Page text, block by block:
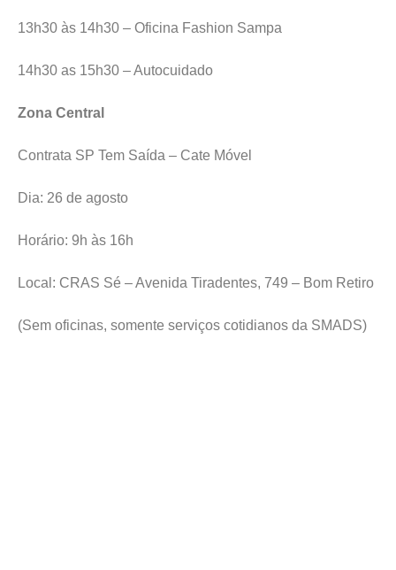
13h30 às 14h30 – Oficina Fashion Sampa
14h30 as 15h30 – Autocuidado
Zona Central
Contrata SP Tem Saída – Cate Móvel
Dia: 26 de agosto
Horário: 9h às 16h
Local: CRAS Sé – Avenida Tiradentes, 749 – Bom Retiro
(Sem oficinas, somente serviços cotidianos da SMADS)